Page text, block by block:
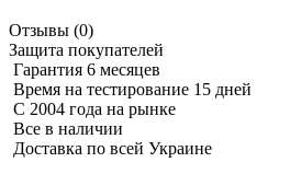
Отзывы (0)
Защита покупателей
Гарантия 6 месяцев
Время на тестирование 15 дней
С 2004 года на рынке
Все в наличии
Доставка по всей Украине